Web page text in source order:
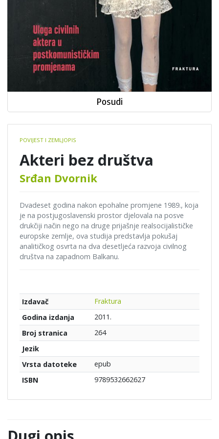
details
POVIJEST I ZEMLJOPIS
Akteri bez društva
Srđan Dvornik
Dvadeset godina nakon epohalne promjene 1989., koja
je na postjugoslavenski prostor djelovala na posve
drukčiji način nego na druge prijašnje realsocijalističke
europske zemlje, ova studija predstavlja pokušaj
analitičkog osvrta na dva desetljeća razvoja civilnog
društva na zapadnom Balkanu.
Izdavač
Fraktura
Godina izdanja
2011.
Broj stranica
264
Jezik
Vrsta datoteke
epub
ISBN
9789532662627
Posudi